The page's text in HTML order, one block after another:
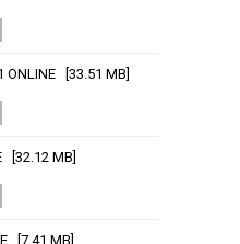
ONLINE [33.51 MB]
[32.12 MB]
[7.41 MB]